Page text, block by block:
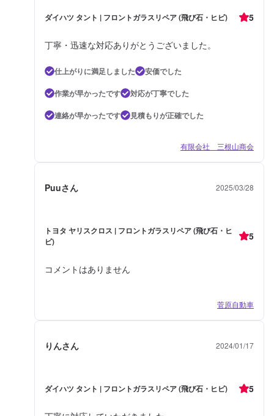
ダイハツ タント | フロントガラスリペア (飛び石・ヒビ) 5
丁寧・迅速な対応ありがとうございました。
仕上がりに満足しました
安価でした
作業が早かったです
対応が丁寧でした
連絡が早かったです
見積もりが正確でした
有限会社 三根山商会
Puuさん 2025/03/28
トヨタ ヤリスクロス | フロントガラスリペア (飛び石・ヒ
ビ)
5
コメントはありません
菅原自動車
りんさん 2024/01/17
ダイハツ タント | フロントガラスリペア (飛び石・ヒビ) 5